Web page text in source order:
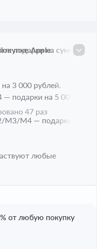
Apple
подарки на сумму
3 000 рублей.
подарки на 5 000
M4 — подарки на
любые
47 раз
от любую покупку